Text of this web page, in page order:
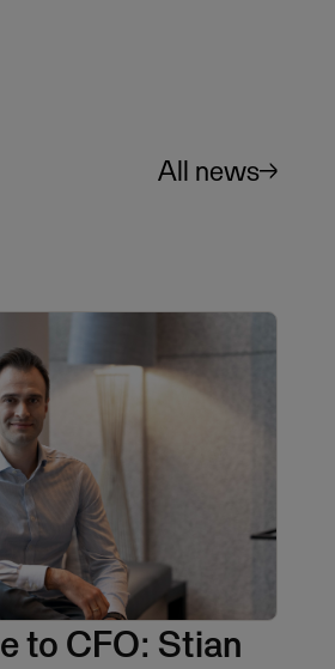
All news
to CFO: Stian